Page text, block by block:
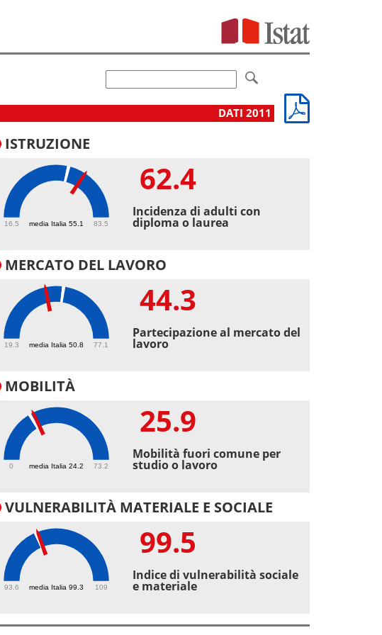
DATI 2011
ISTRUZIONE
media Italia 55.1
16.5 83.5
62.4
Incidenza di adulti con
diploma o laurea
MERCATO DEL LAVORO
media Italia 50.8
19.3 77.1
44.3
Partecipazione al mercato del
lavoro
MOBILITÀ
media Italia 24.2
0 73.2
25.9
Mobilità fuori comune per
studio o lavoro
VULNERABILITÀ MATERIALE E SOCIALE
media Italia 99.3
93.6 109
99.5
Indice di vulnerabilità sociale
e materiale